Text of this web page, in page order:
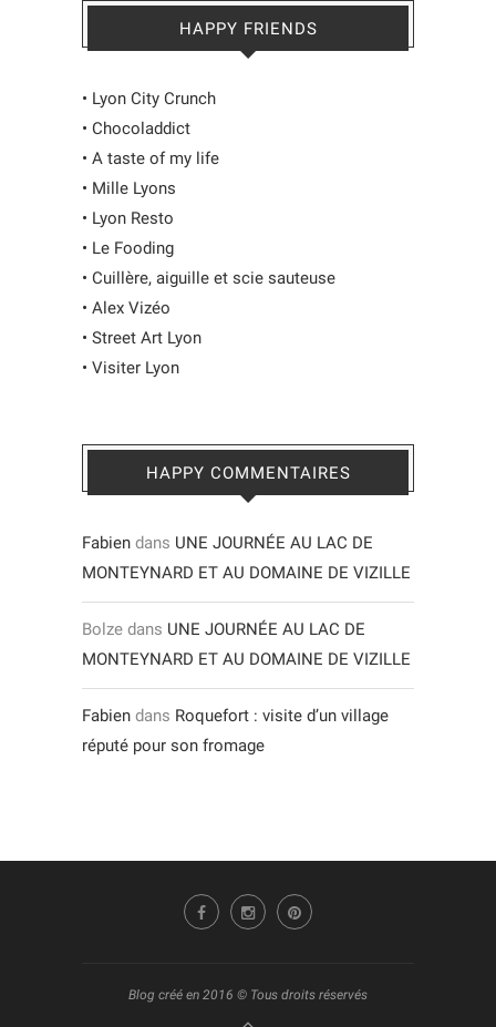
HAPPY FRIENDS
• Lyon City Crunch
• Chocoladdict
• A taste of my life
• Mille Lyons
• Lyon Resto
• Le Fooding
• Cuillère, aiguille et scie sauteuse
• Alex Vizéo
• Street Art Lyon
• Visiter Lyon
HAPPY COMMENTAIRES
Fabien dans UNE JOURNÉE AU LAC DE
MONTEYNARD ET AU DOMAINE DE VIZILLE
Bolze dans UNE JOURNÉE AU LAC DE
MONTEYNARD ET AU DOMAINE DE VIZILLE
Fabien dans Roquefort : visite d’un village
réputé pour son fromage
Blog créé en 2016 © Tous droits réservés